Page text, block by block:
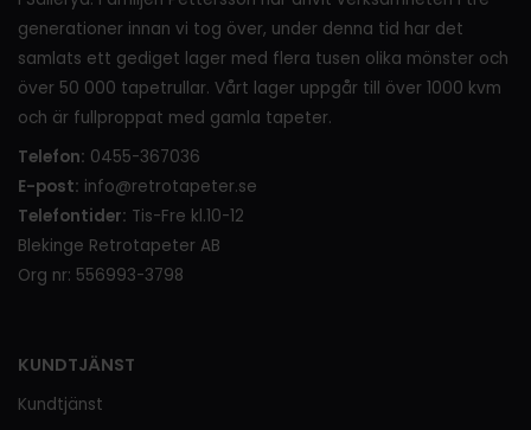
generationer innan vi tog över, under denna tid har det
samlats ett gediget lager med flera tusen olika mönster och
över 50 000 tapetrullar. Vårt lager uppgår till över 1000 kvm
och är fullproppat med gamla tapeter.
Telefon: 0455-367036
E-post: info@retrotapeter.se
Telefontider: Tis-Fre kl.10-12
Blekinge Retrotapeter AB
Org nr: 556993-3798
KUNDTJÄNST
Kundtjänst